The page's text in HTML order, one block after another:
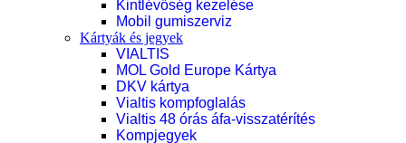
Kintlévőség kezelése
Mobil gumiszerviz
Kártyák és jegyek
VIALTIS
MOL Gold Europe Kártya
DKV kártya
Vialtis kompfoglalás
Vialtis 48 órás áfa-visszatérítés
Kompjegyek